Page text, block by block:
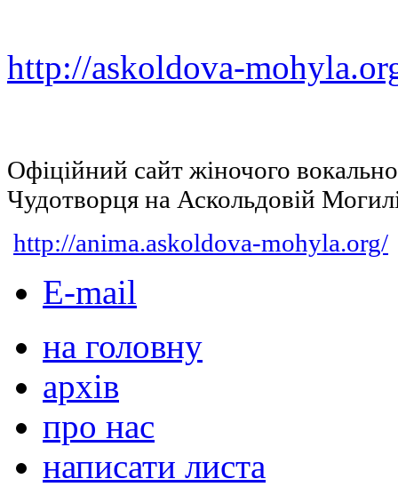
http://askoldova-
Офіційний сайт жіночого
Чудотворця на Аскольдовій
http://anima.askoldova-mohyla.org/
E-mail
на головну
архів
про нас
написати листа